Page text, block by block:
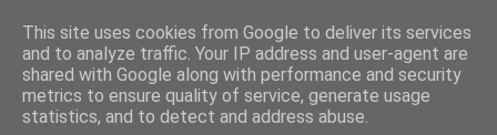
This site uses cookies from Google to deliver its services
and to analyze traffic. Your IP address and user-agent are
shared with Google along with performance and security
metrics to ensure quality of service, generate usage
statistics, and to detect and address abuse.